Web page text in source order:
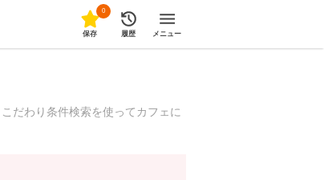
0
保存 履歴 メニュー
だわり条件検索を使ってカフェに